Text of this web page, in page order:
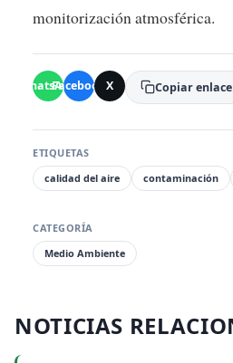
monitorización atmosférica.
WhatsApp
Facebook X Copiar enlace
ETIQUETAS
calidad del aire
contaminación
CATEGORÍA
Medio Ambiente
NOTICIAS